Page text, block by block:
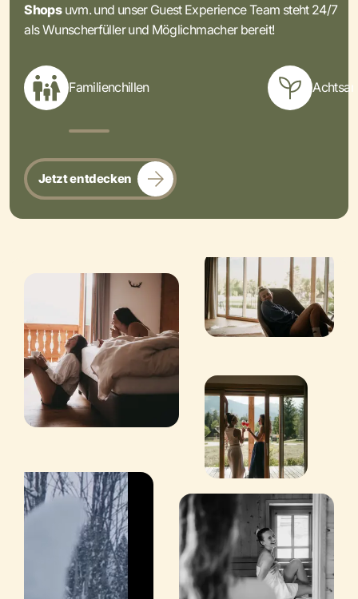
Shopsuvm. und unser Guest Experience Team steht 24/7
als Wunscherfüller und Möglichmacher bereit!
Familienchillen
Jetzt entdecken